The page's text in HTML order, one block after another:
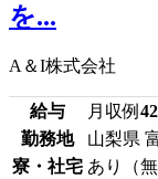
を...
A＆I株式会社
給与 月収例
勤務地
山梨県
寮・社宅 あり（無